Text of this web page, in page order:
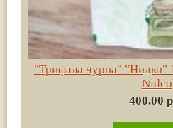
"Трифала чурна" "Нидко"
400.00